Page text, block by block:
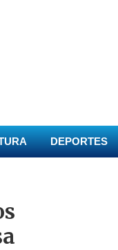
DEPORTES